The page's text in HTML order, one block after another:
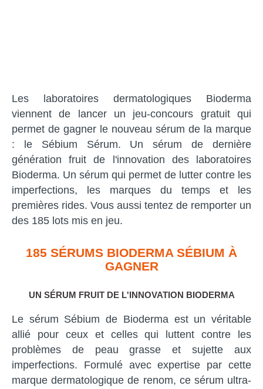
Les laboratoires dermatologiques Bioderma
viennent de lancer un jeu-concours gratuit qui
permet de gagner le nouveau sérum de la marque
: le Sébium Sérum. Un sérum de dernière
génération fruit de l'innovation des laboratoires
Bioderma. Un sérum qui permet de lutter contre les
imperfections, les marques du temps et les
premières rides. Vous aussi tentez de remporter un
des 185 lots mis en jeu.
185 SÉRUMS BIODERMA SÉBIUM À
GAGNER
UN SÉRUM FRUIT DE L'INNOVATION BIODERMA
Le sérum Sébium de Bioderma est un véritable
allié pour ceux et celles qui luttent contre les
problèmes de peau grasse et sujette aux
imperfections. Formulé avec expertise par cette
marque dermatologique de renom, ce sérum ultra-